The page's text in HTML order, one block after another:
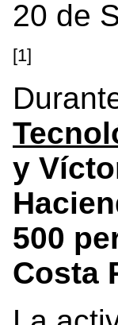
20 de
[1]
y
500
Costa